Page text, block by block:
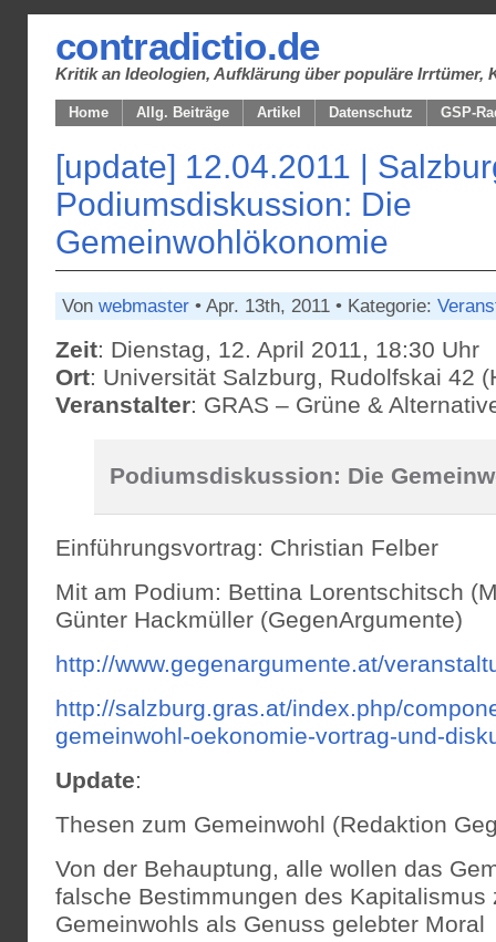
contradictio.de
Kritik an Ideologien, Aufklärung über populäre Irrtümer,
Home Allg. Beiträge Artikel Datenschutz GSP-
[update] 12.04.2011 |
Podiumsdiskussion: Die
Gemeinwohlökonomie
Von webmaster • Apr. 13th, 2011 • Kategorie:
Zeit: Dienstag, 12. April 2011, 18:30 Uhr
Ort: Universität Salzburg, Rudolfskai 42
Veranstalter: GRAS – Grüne &
Podiumsdiskussion: Die
Einführungsvortrag: Christian Felber
Mit am Podium: Bettina Lorentschitsch
Günter Hackmüller (GegenArgumente)
http://www.gegenargumente.at/
http://salzburg.gras.at/index.php/
gemeinwohl-oekonomie-vortrag-und-
Update:
Thesen zum Gemeinwohl (Redaktion
Von der Behauptung, alle wollen das
falsche Bestimmungen des Kapitalismus
Gemeinwohls als Genuss gelebter Moral